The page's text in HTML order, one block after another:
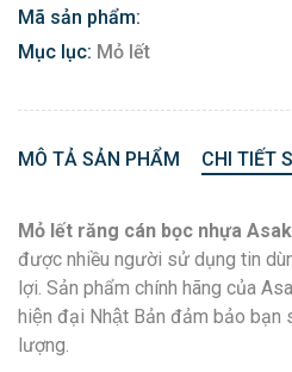
Mã sản phẩm:
Mục lục: Mỏ lết
MÔ TẢ SẢN PHẨM CHI TIẾT
Mỏ lết răng cán bọc nhựa
được nhiều người sử dụng tin
lợi. Sản phẩm chính hãng của
hiện đại Nhật Bản đảm bảo bạn
lượng.